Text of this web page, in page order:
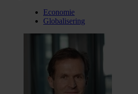
Economie
Globalisering